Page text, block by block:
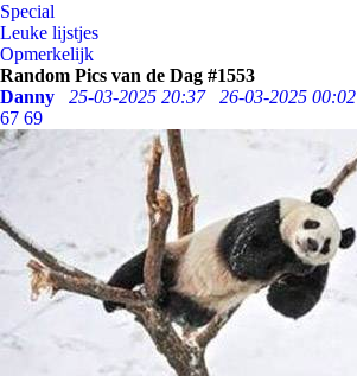
Special
Leuke lijstjes
Opmerkelijk
Random Pics van de Dag #1553
Danny
25-03-2025 20:37 26-03-2025 00:02
67 69